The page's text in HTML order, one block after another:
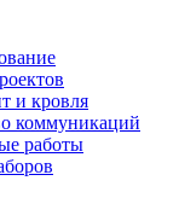
и кровля
коммуникаций
работы